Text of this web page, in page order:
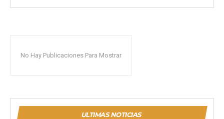
No Hay Publicaciones Para Mostrar
ULTIMAS NOTICIAS